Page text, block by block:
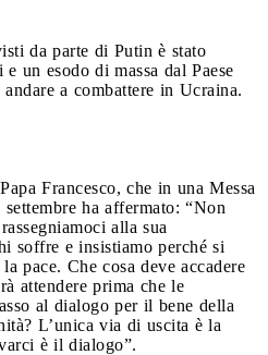
da parte di Putin è stato
un esodo di massa dal Paese
a combattere in Ucraina.
Francesco, che in una Messa
ha affermato: “Non
alla sua
soffre e insistiamo perché si
pace. Che cosa deve accadere
attendere prima che le
al dialogo per il bene della
L’unica via di uscita è la
è il dialogo”.